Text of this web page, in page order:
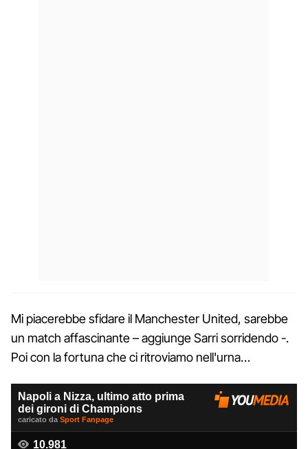
Mi piacerebbe sfidare il Manchester United, sarebbe
un match affascinante – aggiunge Sarri sorridendo -.
Poi con la fortuna che ci ritroviamo nell'urna…